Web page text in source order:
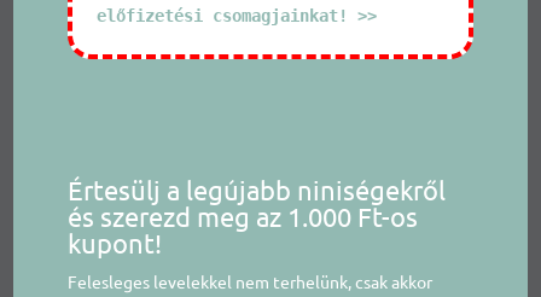
előfizetési csomagjainkat! >>
Értesülj a legújabb niniségekről
és szerezd meg az 1.000 Ft-os
kupont!
Felesleges levelekkel nem terhelünk, csak akkor